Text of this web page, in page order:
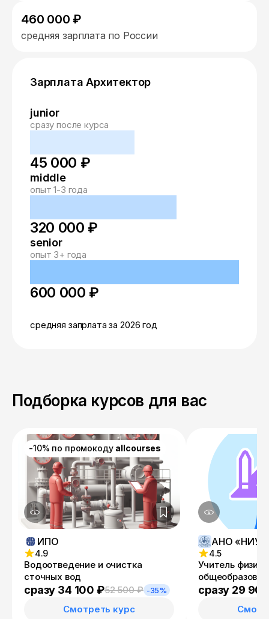
460 000 ₽
средняя зарплата по России
Зарплата Архитектор
junior
сразу после курса
45 000 ₽
middle
опыт 1-3 года
320 000 ₽
senior
опыт 3+ года
600 000 ₽
средняя запрлата за 2026 год
Подборка курсов для вас
-10% по промокоду allcourses
ИПО
4.9
Водоотведение и очистка
сточных вод
сразу 34 100 ₽52 500 ₽ -35%
Смотреть курс
4.5
Учитель
организациях,
деятельности
сразу 29